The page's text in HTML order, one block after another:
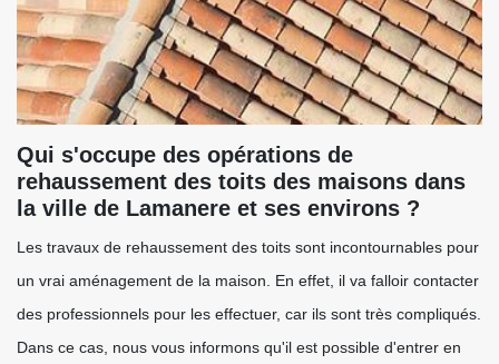
Qui s'occupe des opérations de
rehaussement des toits des maisons dans
la ville de Lamanere et ses environs ?
Les travaux de rehaussement des toits sont incontournables pour
un vrai aménagement de la maison. En effet, il va falloir contacter
des professionnels pour les effectuer, car ils sont très compliqués.
Dans ce cas, nous vous informons qu'il est possible d'entrer en